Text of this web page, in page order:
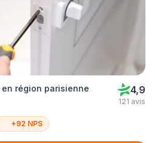
région parisienne 4,9
121 avis
+92 NPS